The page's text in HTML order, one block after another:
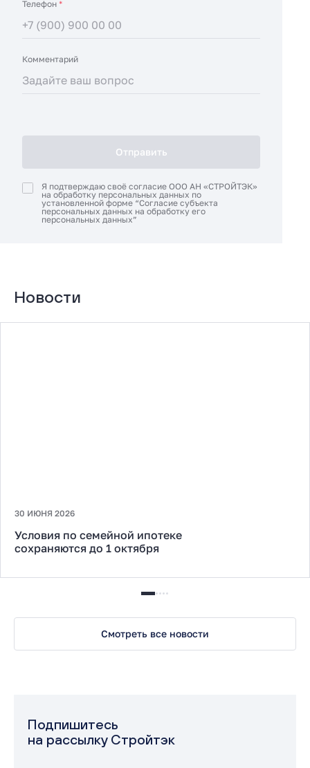
Телефон *
Комментарий
Отправить
Я подтверждаю своё согласие ООО АН «СТРОЙТЭК»
на обработку персональных данных по
установленной форме “Согласие субъекта
персональных данных на обработку его
персональных данных”
Новости
30 ИЮНЯ 2026
Условия по семейной ипотеке
сохраняются до 1 октября
Смотреть все новости
Подпишитесь
на рассылку Стройтэк